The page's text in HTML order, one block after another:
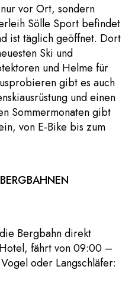
vor Ort, sondern
Sölle Sport befindet
ist täglich geöffnet. Dort
Ski und
und Helme für
gibt es auch
und einen
Sommermonaten gibt
von E-Bike bis zum
Bergbahn direkt
fährt von 09:00 –
oder Langschläfer: